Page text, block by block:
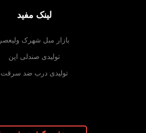
لینک مفید
بازار مبل شهرک ولیعصر
تولیدی صندلی اپن
تولیدی درب ضد سرقت